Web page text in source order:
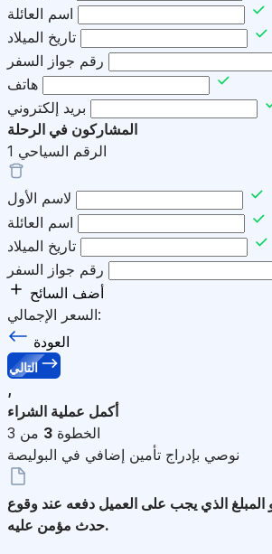
اسم العائلة
تاريخ الميلاد
رقم جواز السفر
هاتف
بريد إلكتروني
المشاركون في الرحلة
الرقم السياحي 1
لاسم الأول
اسم العائلة
تاريخ الميلاد
رقم جواز السفر
أضف السائح
السعر الإجمالي:
العودة
التالي
,
أكمل عملية الشراء
الخطوة 3 من 3
نوصي بإدراج تأمين إضافي في البوليصة
الذي يجب على العميل دفعه عند وقوع
حدث مؤمن عليه.